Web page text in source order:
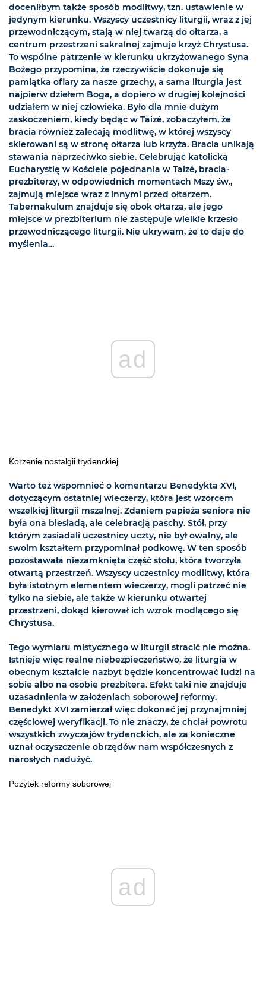
doceniłbym także sposób modlitwy, tzn. ustawienie w
jedynym kierunku. Wszyscy uczestnicy liturgii, wraz z jej
przewodniczącym, stają w niej twarzą do ołtarza, a
centrum przestrzeni sakralnej zajmuje krzyż Chrystusa.
To wspólne patrzenie w kierunku ukrzyżowanego Syna
Bożego przypomina, że rzeczywiście dokonuje się
pamiątka ofiary za nasze grzechy, a sama liturgia jest
najpierw dziełem Boga, a dopiero w drugiej kolejności
udziałem w niej człowieka. Było dla mnie dużym
zaskoczeniem, kiedy będąc w Taizé, zobaczyłem, że
bracia również zalecają modlitwę, w której wszyscy
skierowani są w stronę ołtarza lub krzyża. Bracia unikają
stawania naprzeciwko siebie. Celebrując katolicką
Eucharystię w Kościele pojednania w Taizé, bracia-
prezbiterzy, w odpowiednich momentach Mszy św.,
zajmują miejsce wraz z innymi przed ołtarzem.
Tabernakulum znajduje się obok ołtarza, ale jego
miejsce w prezbiterium nie zastępuje wielkie krzesło
przewodniczącego liturgii. Nie ukrywam, że to daje do
myślenia…
ad
Korzenie nostalgii trydenckiej
Warto też wspomnieć o komentarzu Benedykta XVI,
dotyczącym ostatniej wieczerzy, która jest wzorcem
wszelkiej liturgii mszalnej. Zdaniem papieża seniora nie
była ona biesiadą, ale celebracją paschy. Stół, przy
którym zasiadali uczestnicy uczty, nie był owalny, ale
swoim kształtem przypominał podkowę. W ten sposób
pozostawała niezamknięta część stołu, która tworzyła
otwartą przestrzeń. Wszyscy uczestnicy modlitwy, która
była istotnym elementem wieczerzy, mogli patrzeć nie
tylko na siebie, ale także w kierunku otwartej
przestrzeni, dokąd kierował ich wzrok modlącego się
Chrystusa.
Tego wymiaru mistycznego w liturgii stracić nie można.
Istnieje więc realne niebezpieczeństwo, że liturgia w
obecnym kształcie nazbyt będzie koncentrować ludzi na
sobie albo na osobie prezbitera. Efekt taki nie znajduje
uzasadnienia w założeniach soborowej reformy.
Benedykt XVI zamierzał więc dokonać jej przynajmniej
częściowej weryfikacji. To nie znaczy, że chciał powrotu
wszystkich zwyczajów trydenckich, ale za konieczne
uznał oczyszczenie obrzędów nam współczesnych z
narosłych nadużyć.
Pożytek reformy soborowej
ad